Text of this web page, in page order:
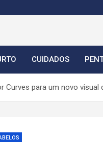
CUIDADOS
Curves para um novo visual